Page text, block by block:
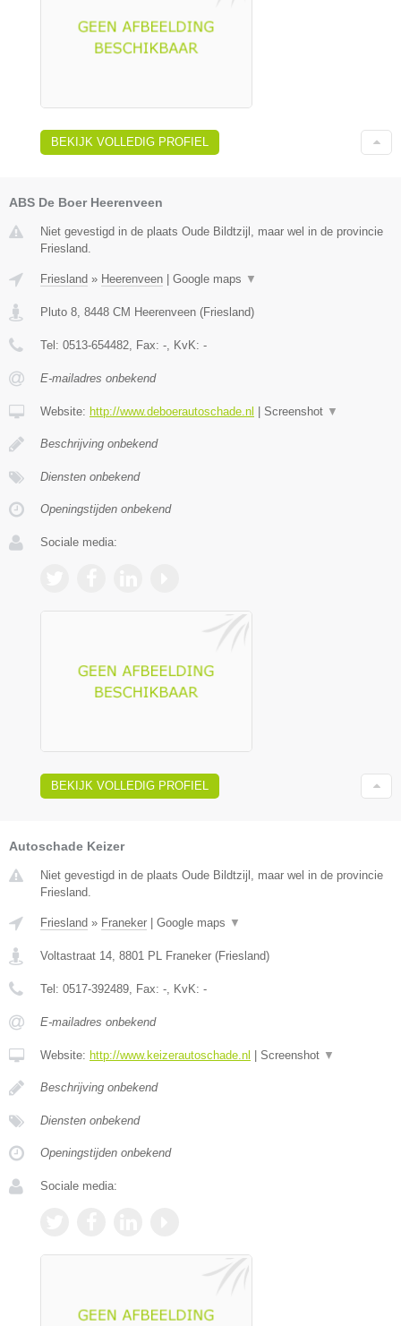
BEKIJK VOLLEDIG PROFIEL
ABS De Boer Heerenveen
Niet gevestigd in de plaats Oude Bildtzijl, maar wel in de provincie
Friesland.
Friesland » Heerenveen | Google maps ▼
Pluto 8 8448 CM Heerenveen (Friesland)
Tel: 0513-654482 , Fax: - , KvK: -
E-mailadres onbekend
Website: http://www.deboerautoschade.nl | Screenshot ▼
Beschrijving onbekend
Diensten onbekend
Openingstijden onbekend
Sociale media:
BEKIJK VOLLEDIG PROFIEL
Autoschade Keizer
Niet gevestigd in de plaats Oude Bildtzijl, maar wel in de provincie
Friesland.
Friesland » Franeker Google maps ▼
Voltastraat 14, 8801 PL Franeker (Friesland)
Tel: 0517-392489, Fax: -, KvK: -
E-mailadres onbekend
Website: http://www.keizerautoschade.nl Screenshot ▼
Beschrijving onbekend
Diensten onbekend
Openingstijden onbekend
Sociale media: